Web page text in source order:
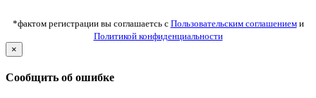
*фактом регистрации вы соглашаетсь с Пользовательским соглашениеми
Политикой конфиденциальности
×
Сообщить об ошибке